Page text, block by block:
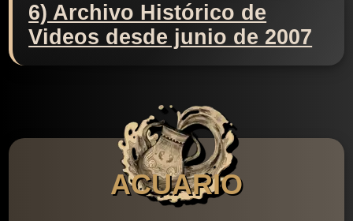
6) Archivo Histórico de
Videos desde junio de 2007
ACUARIO